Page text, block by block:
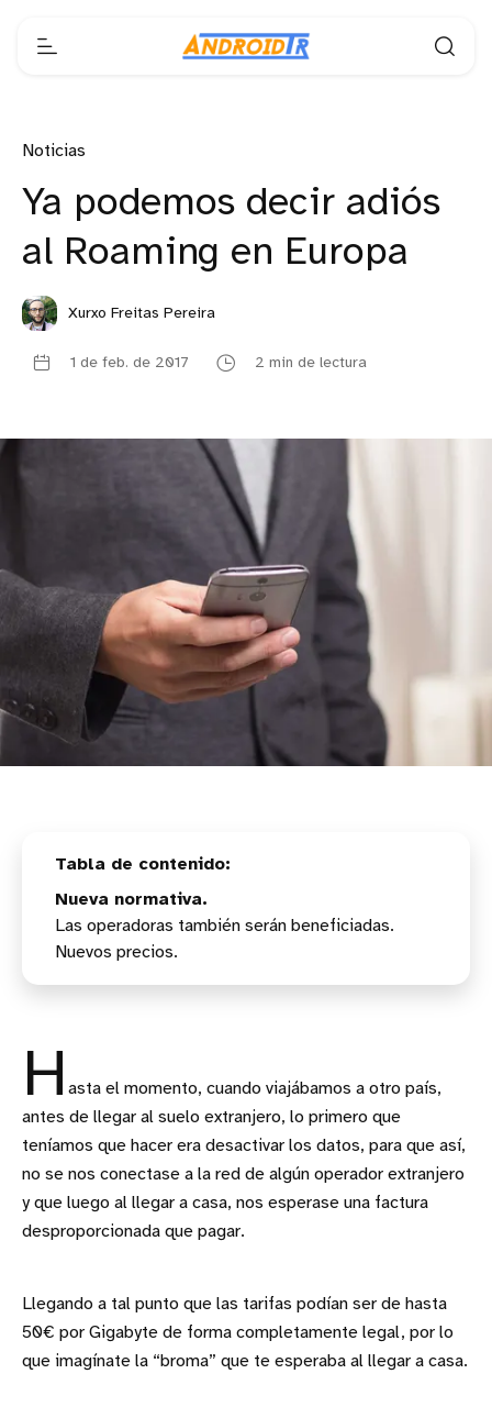
Noticias
Ya podemos decir adiós
al Roaming en Europa
Xurxo Freitas Pereira
1 de feb. de 2017 2 min de lectura
Nueva normativa.
Las operadoras también serán beneficiadas.
Nuevos precios.
H asta el momento, cuando viajábamos a otro país,
antes de llegar al suelo extranjero, lo primero que
teníamos que hacer era desactivar los datos, para que así,
no se nos conectase a la red de algún operador extranjero
y que luego al llegar a casa, nos esperase una factura
desproporcionada que pagar.
Llegando a tal punto que las tarifas podían ser de hasta
50€ por Gigabyte de forma completamente legal, por lo
que imagínate la “broma” que te esperaba al llegar a casa.